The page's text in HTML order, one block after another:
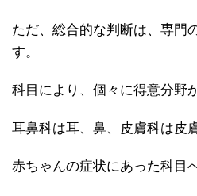
ただ、総合的な判断は、専門
す。
科目により、個々に得意分野
耳鼻科は耳、鼻、皮膚科は皮
赤ちゃんの症状にあった科目